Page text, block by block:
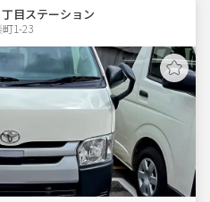
目ステーション
1-23